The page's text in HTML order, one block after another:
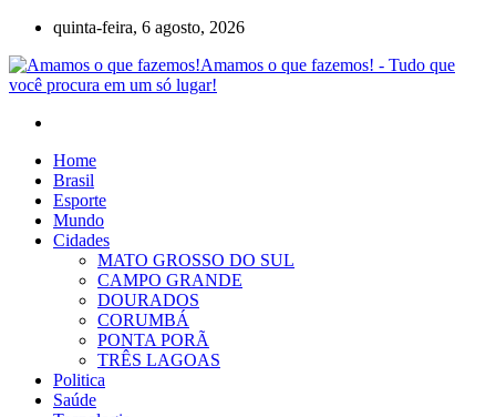
quinta-feira, 6 agosto, 2026
Amamos o que fazemos! - Tudo que
você procura em um só lugar!
Home
Brasil
Esporte
Mundo
Cidades
MATO GROSSO DO SUL
CAMPO GRANDE
DOURADOS
CORUMBÁ
PONTA PORÃ
TRÊS LAGOAS
Politica
Saúde